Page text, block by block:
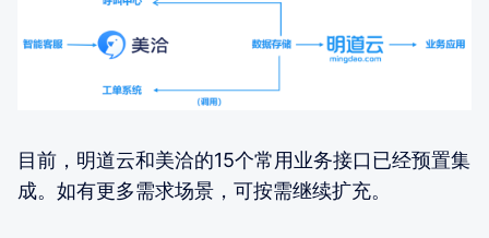
目前，明道云和美洽的15个常用业务接口已经预置集
成。如有更多需求场景，可按需继续扩充。